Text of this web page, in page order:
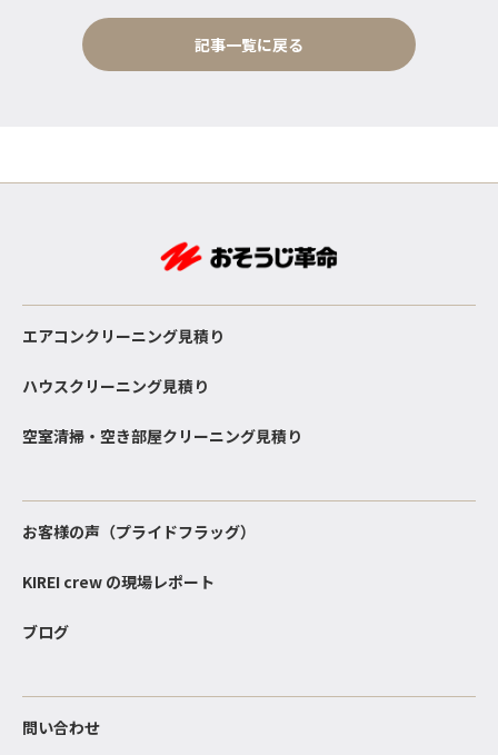
記事一覧に戻る
エアコンクリーニング見積り
ハウスクリーニング見積り
空室清掃・空き部屋クリーニング見積り
お客様の声（プライドフラッグ）
KIREI crew の現場レポート
ブログ
問い合わせ